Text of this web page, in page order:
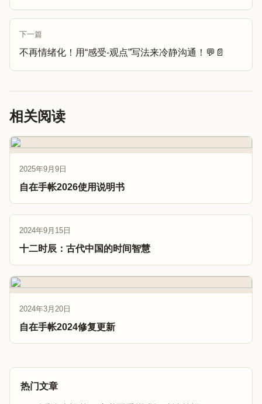
下一篇
不再情绪化！用“感受-观点”写法来冷静沟通！💬📄
相关阅读
2025年9月9日
自在手帐2026使用说明书
2024年9月15日
十二时辰：古代中国的时间智慧
2024年3月20日
自在手帐2024修复更新
热门文章